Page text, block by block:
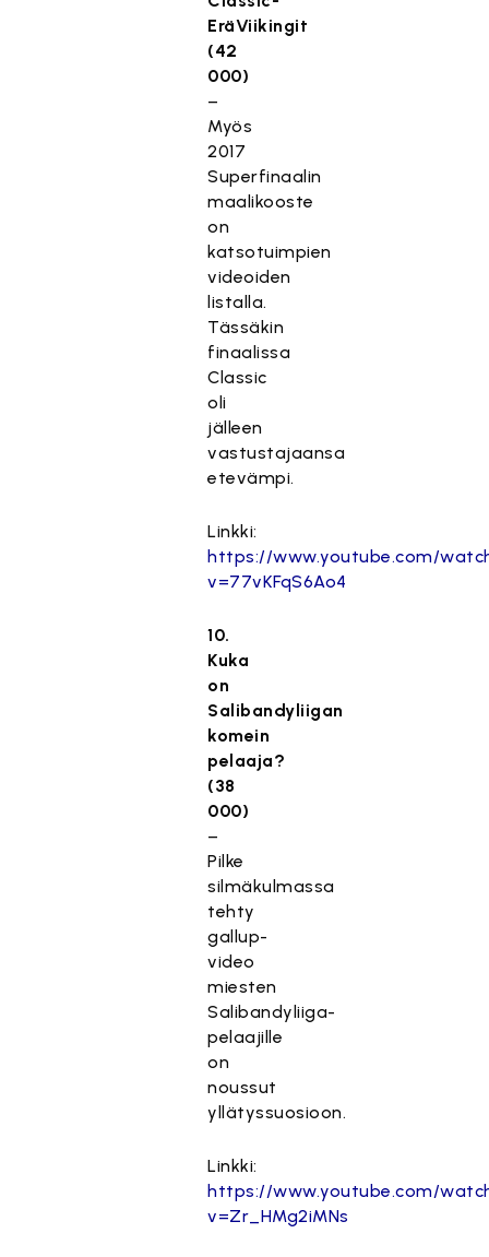
EräViikingit
(42
000)
–
Myös
2017
Superfinaalin
maalikooste
on
katsotuimpien
videoiden
listalla.
Tässäkin
finaalissa
Classic
oli
jälleen
vastustajaansa
etevämpi.
Linkki:
https://www.youtube.com/
v=77vKFqS6Ao4
10.
Kuka
on
Salibandyliigan
komein
pelaaja?
(38
000)
–
Pilke
silmäkulmassa
tehty
gallup-
video
miesten
Salibandyliiga-
pelaajille
on
noussut
yllätyssuosioon.
Linkki:
https://www.youtube.com/
v=Zr_HMg2iMNs